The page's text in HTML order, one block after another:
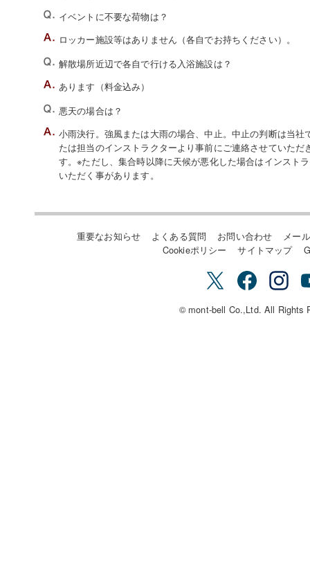
イベントに不要な荷物は？
ロッカー施設等はありません（各自でお持ちください）。
解散場所近辺で各自で行ける入浴施設は？
あります（料金込み）
悪天の場合は？
小雨決行。強風または大雨の場合、中止。中止の判断は当
たは担当のインストラクターより事前にご連絡させていた
す。※ただし、集合時以降に天候が悪化した場合はインスト
いただく事があります。
重要なお知らせ よくある質問 お問い合わせ
メー
Cookieポリシー
サイトマップ
© mont-bell Co.,Ltd. All Rights